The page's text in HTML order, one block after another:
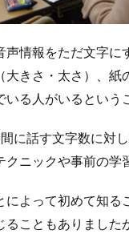
声情報をただ文字に
大きさ・太さ）、
る人がいるという
に話す文字数に対
ニックや事前の学
よって初めて知る
ることもありました